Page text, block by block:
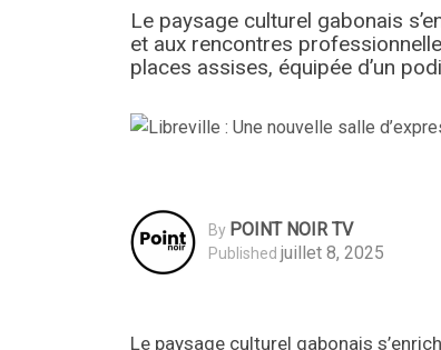
Le paysage culturel gabonais
et aux rencontres
places assises, équipée d’un
By POINT NOIR TV
Published juillet 8, 2025
Le paysage culturel gabonais